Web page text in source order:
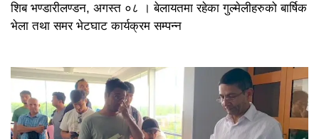
शिब भण्डारीलण्डन, अगस्त ०८ । बेलायतमा रहेका गुल्मेलीहरुको बार्षिक
भेला तथा समर भेटघाट कार्यक्रम सम्पन्न